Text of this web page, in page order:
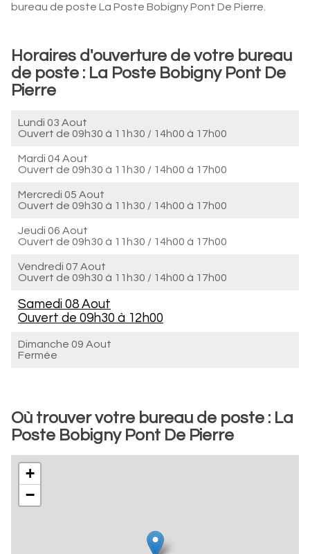
bureau de poste La Poste Bobigny Pont De Pierre.
Horaires d'ouverture de votre bureau
de poste : La Poste Bobigny Pont De
Pierre
Lundi 03 Aout
Ouvert de 09h30 à 11h30 / 14h00 à 17h00
Mardi 04 Aout
Ouvert de 09h30 à 11h30 / 14h00 à 17h00
Mercredi 05 Aout
Ouvert de 09h30 à 11h30 / 14h00 à 17h00
Jeudi 06 Aout
Ouvert de 09h30 à 11h30 / 14h00 à 17h00
Vendredi 07 Aout
Ouvert de 09h30 à 11h30 / 14h00 à 17h00
Samedi 08 Aout
Ouvert de 09h30 à 12h00
Dimanche 09 Aout
Fermée
Où trouver votre bureau de poste : La
Poste Bobigny Pont De Pierre
+
−